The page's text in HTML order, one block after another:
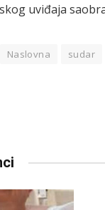
uviđaja
Naslovna sudar